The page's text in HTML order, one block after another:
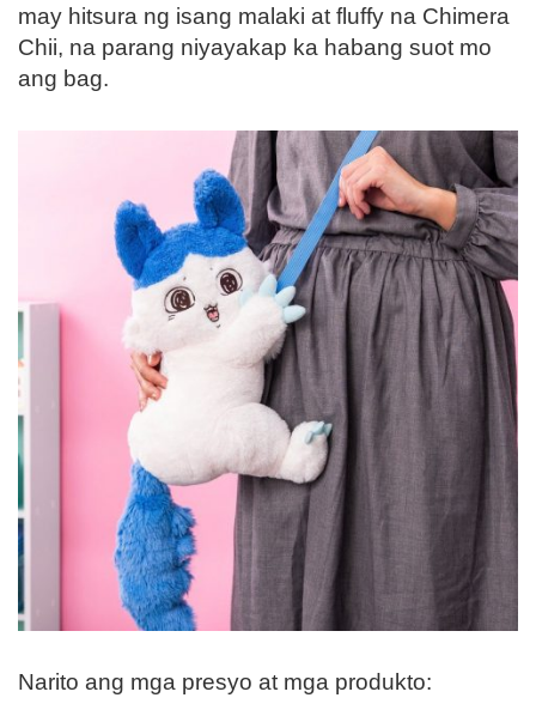
may hitsura ng isang malaki at fluffy na Chimera
Chii, na parang niyayakap ka habang suot mo
ang bag.
Narito ang mga presyo at mga produkto: